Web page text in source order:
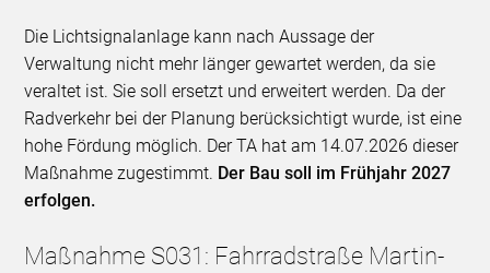
Die Lichtsignalanlage kann nach Aussage der
Verwaltung nicht mehr länger gewartet werden, da sie
veraltet ist. Sie soll ersetzt und erweitert werden. Da der
Radverkehr bei der Planung berücksichtigt wurde, ist eine
hohe Fördung möglich. Der TA hat am 14.07.2026 dieser
Maßnahme zugestimmt. Der Bau soll im Frühjahr 2027
erfolgen.
Maßnahme S031: Fahrradstraße Martin-